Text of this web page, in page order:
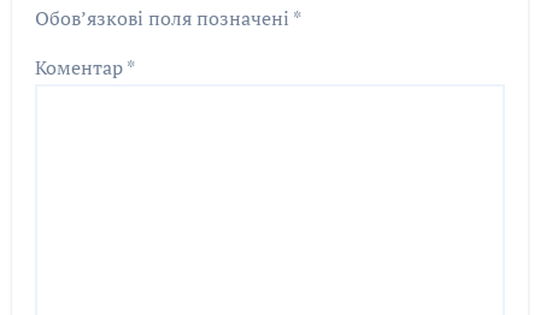
Обов’язкові поля позначені *
Коментар*